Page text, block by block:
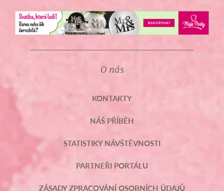
O nás
KONTAKTY
NÁŠ PŘÍBĚH
STATISTIKY NÁVŠTĚVNOSTI
PARTNEŘI PORTÁLU
ZÁSADY ZPRACOVÁNÍ OSOBNÍCH ÚDAJŮ